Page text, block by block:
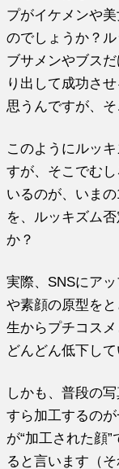
プがイケメンや
のでしょうか？
ブサメンやブス
り出して成功さ
思うんですが、
このようにルッ
すが、そこでむ
いるのが、いま
を、ルッキズム
か？
実際、SNSにア
や素顔の原型を
生からプチコス
どんどん低下して
しかも、普段の
すら加工するの
が“加工された顔
ると言います（